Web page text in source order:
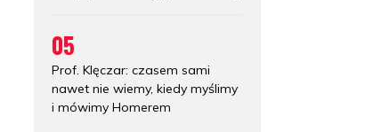
05
Prof. Klęczar: czasem sami
nawet nie wiemy, kiedy myślimy
i mówimy Homerem